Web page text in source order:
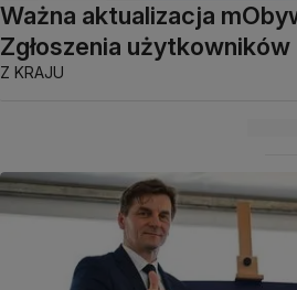
Ważna aktualizacja
Zgłoszenia użytkowników
Z KRAJU